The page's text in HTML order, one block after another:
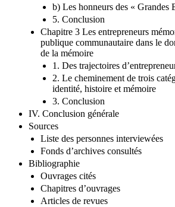
b) Les honneurs des « Grandes
5. Conclusion
Chapitre 3 Les entrepreneurs
publique communautaire dans le
de la mémoire
1. Des trajectoires
2. Le cheminement de trois
identité, histoire et mémoire
3. Conclusion
IV. Conclusion générale
Sources
Liste des personnes interviewées
Fonds d’archives consultés
Bibliographie
Ouvrages cités
Chapitres d’ouvrages
Articles de revues